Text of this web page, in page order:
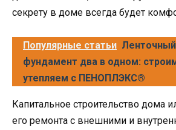
секрету в доме всегда будет
Популярные статьи Ленточный
фундамент два в одном:
утепляем с ПЕНОПЛЭКС®
Капитальное строительство дома
его ремонта с внешними и